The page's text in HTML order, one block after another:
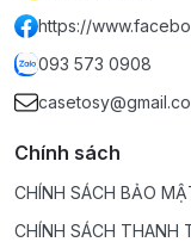
https://
093 573 0908
Chính sách
CHÍNH SÁCH BẢO
CHÍNH SÁCH THANH